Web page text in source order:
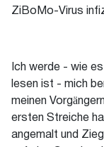
ZiBoMo-Virus
Ich werde - wie
lesen ist - mich
meinen
ersten Streiche
angemalt und